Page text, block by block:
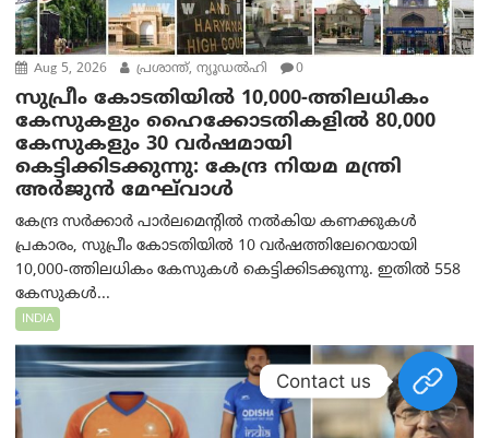
Aug 5, 2026 പ്രശാന്ത്, ന്യൂഡല്‍ഹി 0
സുപ്രീം കോടതിയിൽ 10,000-ത്തിലധികം
കേസുകളും ഹൈക്കോടതികളിൽ 80,000
കേസുകളും 30 വർഷമായി
കെട്ടിക്കിടക്കുന്നു: കേന്ദ്ര നിയമ മന്ത്രി
അര്‍ജുന്‍ മേഘ്‌വാള്‍
കേന്ദ്ര സർക്കാർ പാർലമെന്റിൽ നൽകിയ കണക്കുകൾ
പ്രകാരം, സുപ്രീം കോടതിയിൽ 10 വർഷത്തിലേറെയായി
10,000-ത്തിലധികം കേസുകൾ കെട്ടിക്കിടക്കുന്നു. ഇതിൽ 558
കേസുകൾ...
INDIA
Contact us